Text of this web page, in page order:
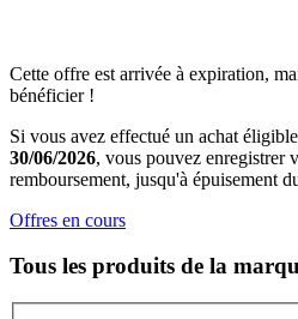
Cette offre est arrivée à expiration,
bénéficier !
Si vous avez effectué un achat
30/06/2026, vous pouvez enregistrer
remboursement, jusqu'à épuisement
Offres en cours
Tous les produits de la